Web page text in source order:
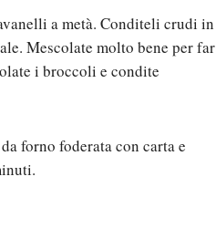
a metà. Conditeli crudi in
Mescolate molto bene per far
i broccoli e condite
forno foderata con carta e